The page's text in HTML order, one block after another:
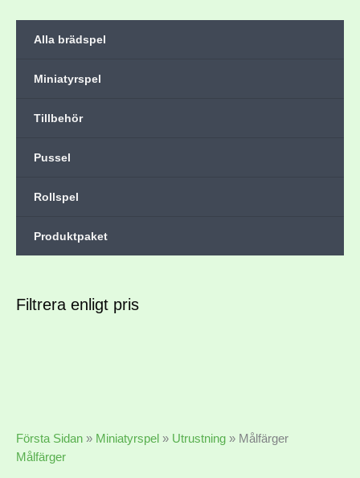
Alla brädspel
Miniatyrspel
Tillbehör
Pussel
Rollspel
Produktpaket
Filtrera enligt pris
Första Sidan » Miniatyrspel » Utrustning » Målfärger
Målfärger